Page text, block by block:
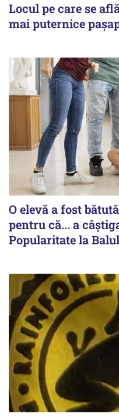
Locul pe care se
mai puternice
O elevă a fost
pentru că... a
Popularitate la